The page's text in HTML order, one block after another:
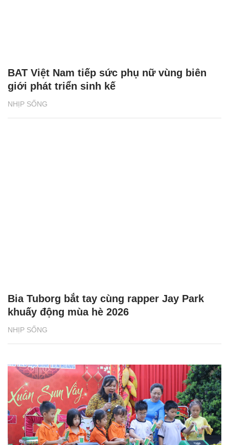
NHỊP SỐNG
BAT Việt Nam tiếp sức phụ nữ vùng biên
giới phát triển sinh kế
NHỊP SỐNG
Bia Tuborg bắt tay cùng rapper Jay Park
khuấy động mùa hè 2026